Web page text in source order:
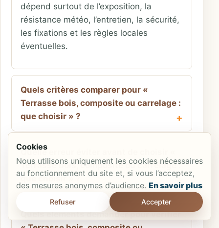
dépend surtout de l’exposition, la
résistance météo, l’entretien, la sécurité,
les fixations et les règles locales
éventuelles.
Quels critères comparer pour «
Terrasse bois, composite ou carrelage :
que choisir » ?
Quelle erreur éviter avant de choisir «
Terrasse bois, composite ou carrelage :
que choisir » ?
Quels éléments demander pour vérifier
Cookies
Nous utilisons uniquement les cookies nécessaires
au fonctionnement du site et, si vous l’acceptez,
des mesures anonymes d’audience. En savoir plus
Refuser Accepter